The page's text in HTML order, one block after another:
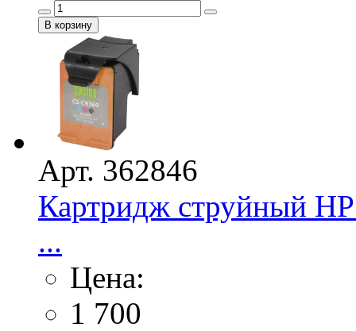
Арт. 362846
Картридж струйный
...
Цена:
1 700